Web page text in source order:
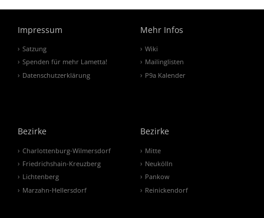
Impressum
Satzung
Spenden für mehr Lametta!
Datenschutzerklärung
Mehr Infos
Wiki
Mailinglisten
P9a Kalender
Bezirke
Charlottenburg-Wilmersdorf
Friedrichshain-Kreuzberg
Lichtenberg
Marzahn-Hellersdorf
Bezirke
Mitte
Neukölln
Pankow
Reinickendorf